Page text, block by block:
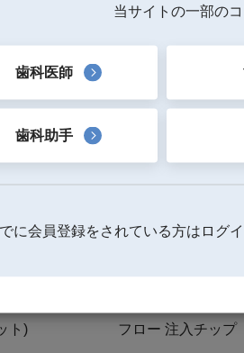
ト) フロー 注入チップ
当サイトの一部の
歯科医師
歯科助手
に会員登録をされている方はログ